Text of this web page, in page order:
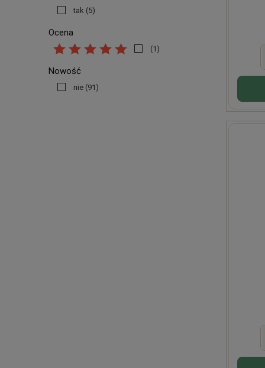
tak (5)
Ocena
(1)
Nowość
nie (91)